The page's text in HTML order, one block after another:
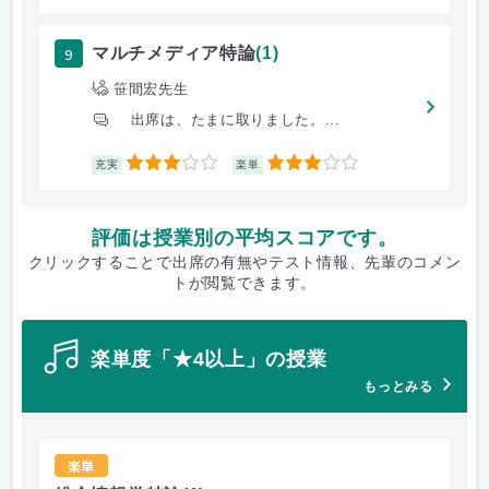
9 マルチメディア特論(1)
笹間宏先生
出席は、たまに取りました。...
充実 3 楽単 3
評価は授業別の平均スコアです。
クリックすることで出席の有無やテスト情報、先輩のコメン
トが閲覧できます。
楽単度「★4以上」の授業
もっとみる
楽単